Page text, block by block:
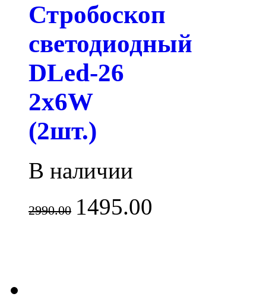
Стробоскоп
светодиодный
DLed-26
2x6W
(2шт.)
В наличии
2990.00 1495.00